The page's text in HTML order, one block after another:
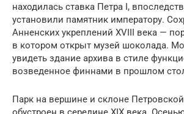
находилась ставка Петра I,
установили памятник императору.
Анненских укреплений XVIII века —
в котором открыт музей шоколада.
увидеть здание архива в стиле
возведенное финнами в прошлом
Парк на вершине и склоне